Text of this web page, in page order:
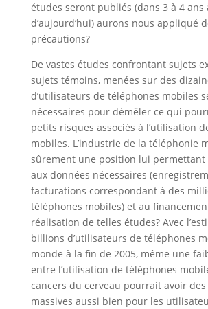
études seront publiés (dans 3 à 4
d’aujourd’hui) aurons nous appliqué
précautions?
De vastes études confrontant sujets
sujets témoins, menées sur des
d’utilisateurs de téléphones mobiles
nécessaires pour démêler ce qui
petits risques associés à l’utilisation
mobiles. L’industrie de la téléphonie
sûrement une position lui permettant
aux données nécessaires
facturations correspondant à des
téléphones mobiles) et au
réalisation de telles études? Avec
billions d’utilisateurs de téléphones
monde à la fin de 2005, même une
entre l’utilisation de téléphones
cancers du cerveau pourrait avoir
massives aussi bien pour les